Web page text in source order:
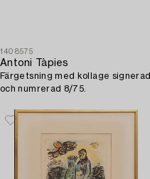
1408575
Antoni Tàpies
Färgetsning med kollage signerad
och numrerad 8/75.